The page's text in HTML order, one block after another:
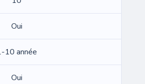
Oui
10 année
Oui